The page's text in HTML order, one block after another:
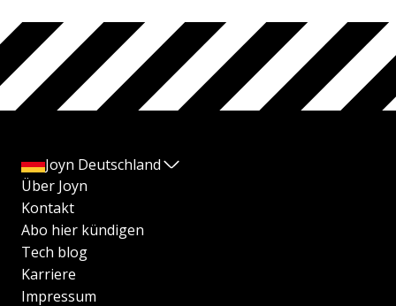
Joyn Deutschland
Über Joyn
Kontakt
Abo hier kündigen
Tech blog
Karriere
Impressum